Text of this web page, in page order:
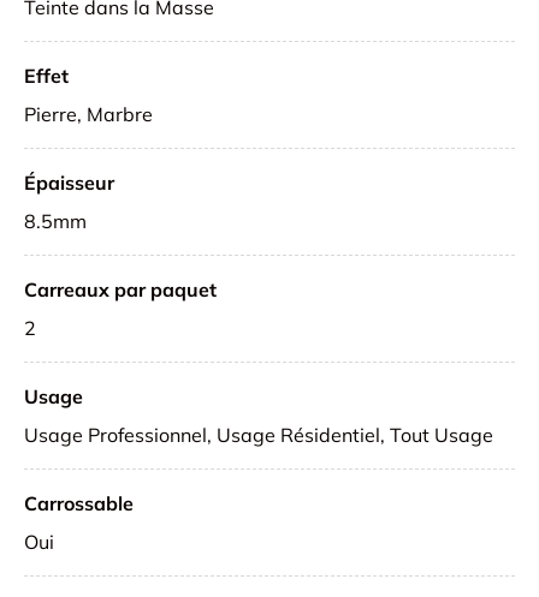
Teinte dans la Masse
Effet
Pierre, Marbre
Épaisseur
8.5mm
Carreaux par paquet
2
Usage
Usage Professionnel, Usage Résidentiel, Tout Usage
Carrossable
Oui